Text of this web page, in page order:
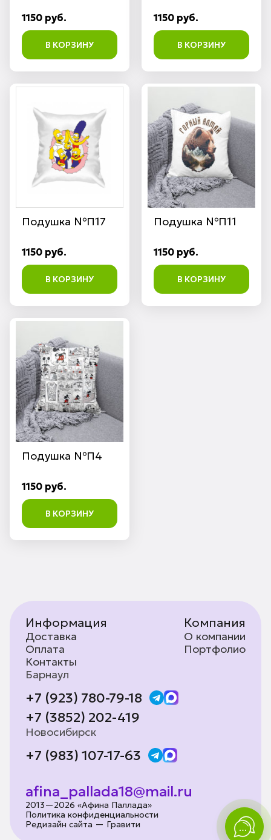
1150 руб.
В КОРЗИНУ
1150 руб.
В КОРЗИНУ
Подушка №П17
1150 руб.
В КОРЗИНУ
Подушка №П11
1150 руб.
В КОРЗИНУ
Подушка №П4
1150 руб.
В КОРЗИНУ
Информация
Доставка
Оплата
Контакты
Компания
О компании
Портфолио
Барнаул
+7 (923) 780-79-18
+7 (3852) 202-419
Новосибирск
+7 (983) 107-17-63
afina_pallada18@mail.ru
2013—2026 «Афина Паллада»
Политика конфиденциальности
Редизайн сайта — Гравити